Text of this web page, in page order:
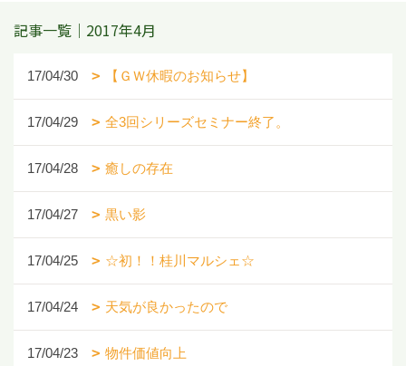
記事一覧｜2017年4月
17/04/30 【ＧＷ休暇のお知らせ】
17/04/29 全3回シリーズセミナー終了。
17/04/28 癒しの存在
17/04/27 黒い影
17/04/25 ☆初！！桂川マルシェ☆
17/04/24 天気が良かったので
17/04/23 物件価値向上